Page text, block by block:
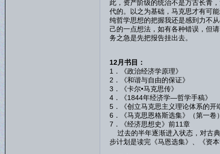
此，资产阶级的统治不是万古长青
代的。以之为基础，马克思才有可
纯哲学思想的把握我还是感到力不
己的一点想法，如有各种错误，但
务之急是先把报告挂出去。
12月书目：
1．《政治经济学原
2．《和谐与自由的保
3．《卡尔•马克思传
4．《1844年经济学—哲
5．《创立马克思主义理论
6．《马克思恩格斯选集》（
7．《经济思想史》前11
过去的半年逐渐进入状态，对古
步计划是读完《马恩选集》、《资